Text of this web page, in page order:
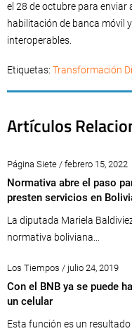
el 28 de octubre para enviar
habilitación de banca móvil
interoperables.
Etiquetas: Transformación
Artículos
Página Siete / febrero 15, 2022
Normativa abre el paso
presten servicios en
La diputada Mariela
normativa boliviana...
Los Tiempos / julio 24, 2019
Con el BNB ya se puede
un celular
Esta función es un